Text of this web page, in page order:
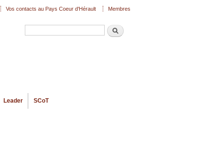
Recherche
Leader SCoT
Vos contacts au Pays Coeur d'Hérault Membres